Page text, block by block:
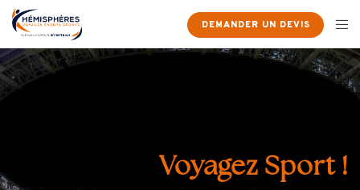
DEMANDER UN DEVIS
Voyagez Sport !